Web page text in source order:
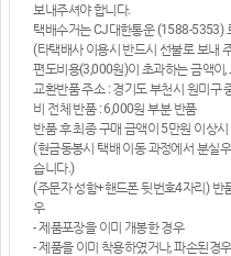
보내주셔야 합니다.
택배수거는 CJ대한통운 (1588-5353)
(타택배사 이용시 반드시 선불로 보내
편도비용(3,000원)이 초과하는 금액이
교환반품 주소 : 경기도 부천시 원미구
비 전체 반품 : 6,000원 부분 반품
반품 후 최종 구매 금액이 5만원 이상
(현금동봉시 택배 이동 과정에서 분실
습니다.)
(주문자 성함+핸드폰 뒷번호4자리) 반
우
- 제품포장을 이미 개봉한 경우
- 제품을 이미 착용하였거나, 파손된경